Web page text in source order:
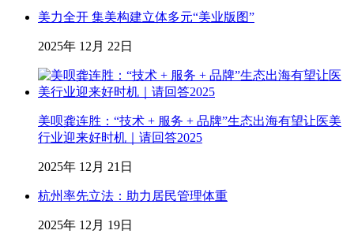
美力全开 集美构建立体多元“美业版图”
2025年 12月 22日
美呗龚连胜：“技术 + 服务 + 品牌”生态出海有望让医美
行业迎来好时机｜请回答2025
2025年 12月 21日
杭州率先立法：助力居民管理体重
2025年 12月 19日